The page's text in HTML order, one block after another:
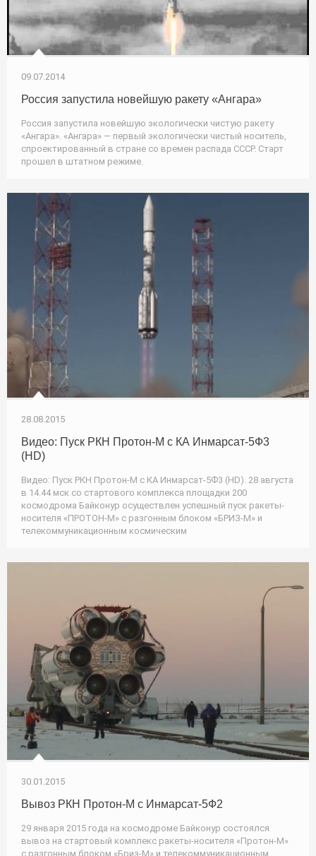
09.07.2014
Россия запустила новейшую ракету «Ангара»
Россия запустила новейшую экологически чистую ракету
«Ангара». «Ангара» — первый экологически чистый носитель,
спроектированный в стране со времен распада СССР. Старт
прошел в штатном режиме.
28.08.2015
Видео: Пуск РКН Протон-М с КА Инмарсат-5Ф3
(HD)
Видео: Пуск РКН Протон-М с КА Инмарсат-5Ф3 (HD). 28 августа
в 14.44 мск со стартового комплекса площадки 200
космодрома Байконур осуществлен успешный пуск ракеты-
носителя «ПРОТОН-М» с разгонным блоком «БРИЗ-М» и
телекоммуникационным космическим
30.01.2015
Вывоз РКН Протон-М с Инмарсат-5Ф2
29 января 2015 года на космодроме Байконур состоялся
вывоз на стартовый комплекс ракеты-носителя «Протон-М»
с разгонным блоком «Бриз-М» и телекоммуникационным